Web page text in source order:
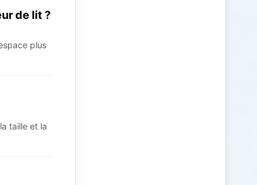
de lit ?
plus
taille et la